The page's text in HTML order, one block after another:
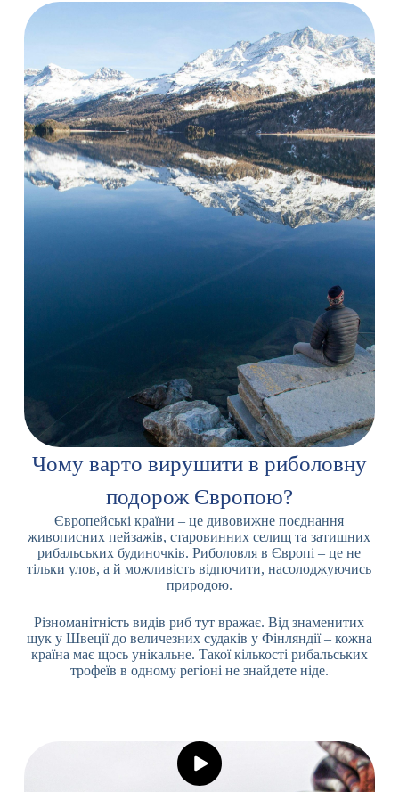
Чому варто вирушити в риболовну
подорож Європою?
Європейські країни – це дивовижне поєднання
живописних пейзажів, старовинних селищ та затишних
рибальських будиночків. Риболовля в Європі – це не
тільки улов, а й можливість відпочити, насолоджуючись
природою.
Різноманітність видів риб тут вражає. Від знаменитих
щук у Швеції до величезних судаків у Фінляндії – кожна
країна має щось унікальне. Такої кількості рибальських
трофеїв в одному регіоні не знайдете ніде.